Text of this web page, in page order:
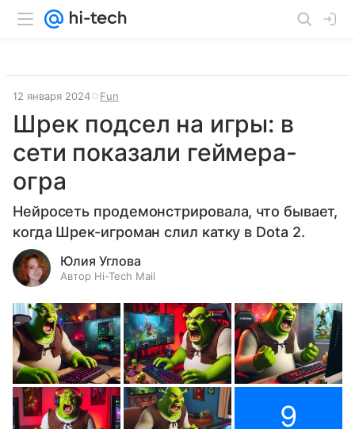
12 января 2024 Fun
Шрек подсел на игры: в
сети показали геймера-
огра
Нейросеть продемонстрировала, что бывает,
когда Шрек-игроман слил катку в Dota 2.
Юлия Углова
Автор Hi-Tech Mail
9